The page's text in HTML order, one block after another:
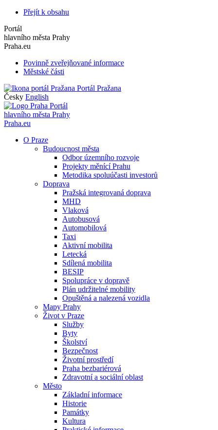
Přejít k obsahu
Portál
hlavního města Prahy
Praha.eu
Povinně zveřejňované informace
Městské části
Portál Pražana
Česky English
Portál
hlavního města Prahy
Praha.eu
O Praze
Budoucnost města
Odbor územního rozvoje
Projekty měnící Prahu
Metodika spoluúčasti investorů
Doprava
Pražská integrovaná doprava
MHD
Vlaková
Autobusová
Automobilová
Taxi
Aktivní mobilita
Letecká
Sdílená mobilita
BESIP
Spolupráce v dopravě
Plán udržitelné mobility
Opuštěná a nalezená vozidla
Mapy Prahy
Život v Praze
Služby
Byty
Školství
Bezpečnost
Životní prostředí
Praha bezbariérová
Zdravotní a sociální oblast
Město
Základní informace
Historie
Památky
Kultura